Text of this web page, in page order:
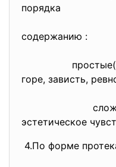
простые(
горе,
сложные
эстетическое
4.По форме